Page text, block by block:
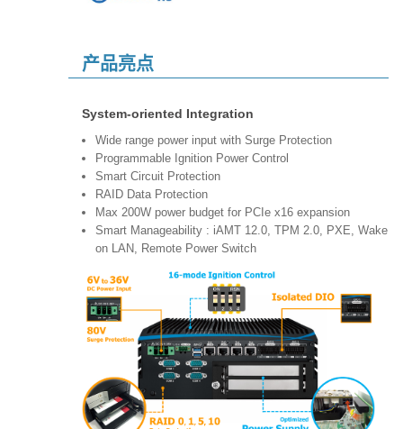
产品亮点
System-oriented Integration
Wide range power input with Surge Protection
Programmable Ignition Power Control
Smart Circuit Protection
RAID Data Protection
Max 200W power budget for PCIe x16 expansion
Smart Manageability : iAMT 12.0, TPM 2.0, PXE, Wake
on LAN, Remote Power Switch